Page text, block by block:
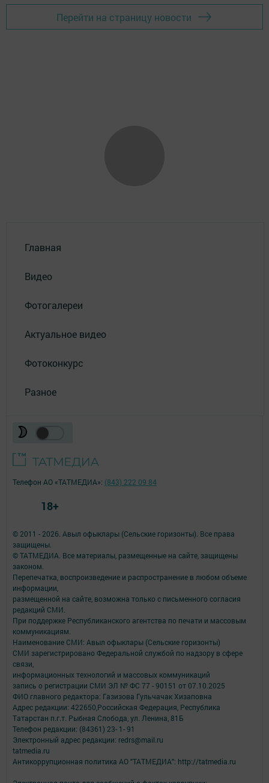
Перейти на страницу новости
Главная
Видео
Фотогалереи
Актуальное видео
Фотоконкурс
Разное
© 2011 - 2026. Авыл офыклары (Сельские горизонты). Все права
защищены.
© ТАТМЕДИА. Все материалы, размещенные на сайте, защищены
законом.
Перепечатка, воспроизведение и распространение в любом объеме
информации,
размещенной на сайте, возможна только с письменного согласия
редакций СМИ.
При поддержке Республиканского агентства по печати и массовым
коммуникациям.
Наименование СМИ: Авыл офыклары (Сельские горизонты)
СМИ зарегистрировано Федеральной службой по надзору в сфере
связи,
информационных технологий и массовых коммуникаций
запись о регистрации СМИ ЭЛ № ФС 77 - 90151 от 07.10.2025
ФИО главного редактора: Газизова Гульчачак Хизаповна
Адрес редакции: 422650,Российская Федерация, Республика
Татарстан п.г.т. Рыбная Слобода, ул. Ленина, 81Б
Телефон редакции: (84361) 23- 1- 91
Электронный адрес редакции: redrs@mail.ru
tatmedia.ru
Антикоррупционная политика АО "ТАТМЕДИА": http://tatmedia.ru
Телефон АО «ТАТМЕДИА»: (843) 222 09 84
18+